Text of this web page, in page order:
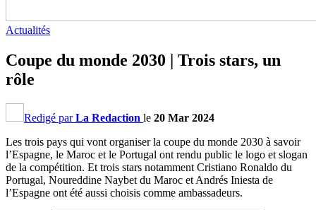
Actualités
Coupe du monde 2030 | Trois stars, un
rôle
Redigé parLa Redaction le 20 Mar 2024
Les trois pays qui vont organiser la coupe du monde 2030 à savoir
l’Espagne, le Maroc et le Portugal ont rendu public le logo et slogan
de la compétition. Et trois stars notamment Cristiano Ronaldo du
Portugal, Noureddine Naybet du Maroc et Andrés Iniesta de
l’Espagne ont été aussi choisis comme ambassadeurs.